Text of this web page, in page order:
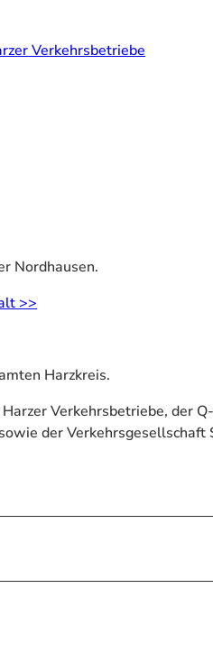
Verkehrsbetriebe
Nordhausen.
>>
Harzkreis.
Verkehrsbetriebe, der
der Verkehrsgesellschaft